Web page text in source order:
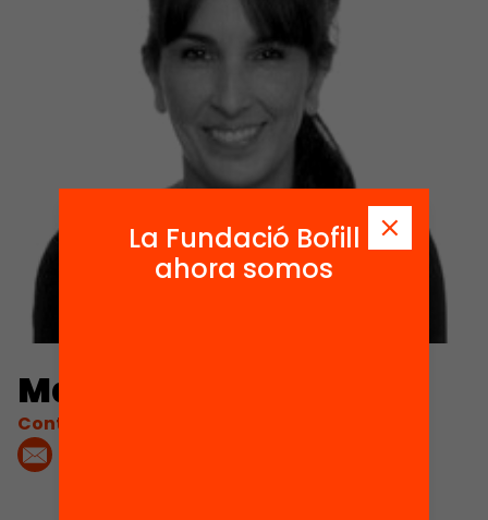
Marta Curran
Contacta'm:
La Fundació Bofill
ahora somos